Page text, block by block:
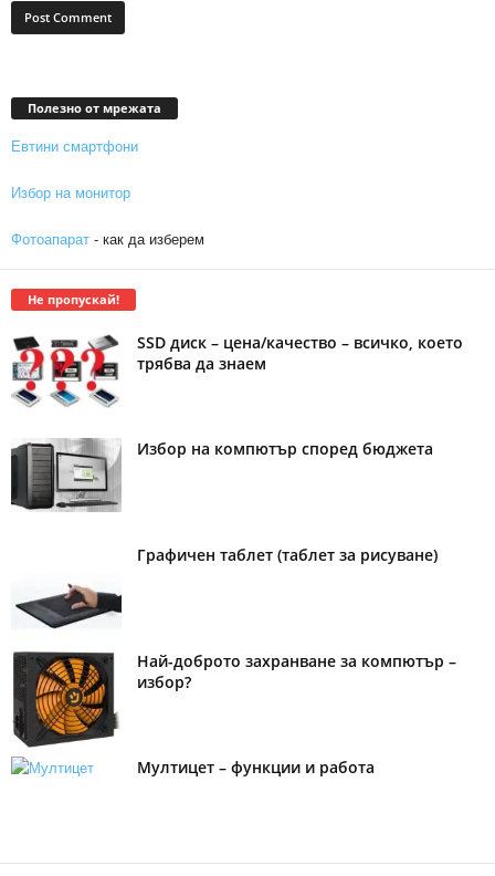
Полезно от мрежата
Евтини смартфони
Избор на монитор
Фотоапарат - как да изберем
Не пропускай!
SSD диск – цена/качество – всичко, което
трябва да знаем
Избор на компютър според бюджета
Графичен таблет (таблет за рисуване)
Най-доброто захранване за компютър –
избор?
Мултицет – функции и работа